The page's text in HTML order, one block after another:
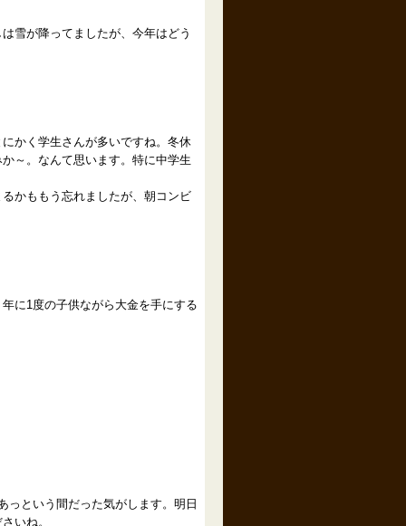
雪が降ってましたが、今年はどう
かく学生さんが多いですね。冬休
～。なんて思います。特に中学生
かももう忘れましたが、朝コンビ
に1度の子供ながら大金を手にする
っという間だった気がします。明日
いね。